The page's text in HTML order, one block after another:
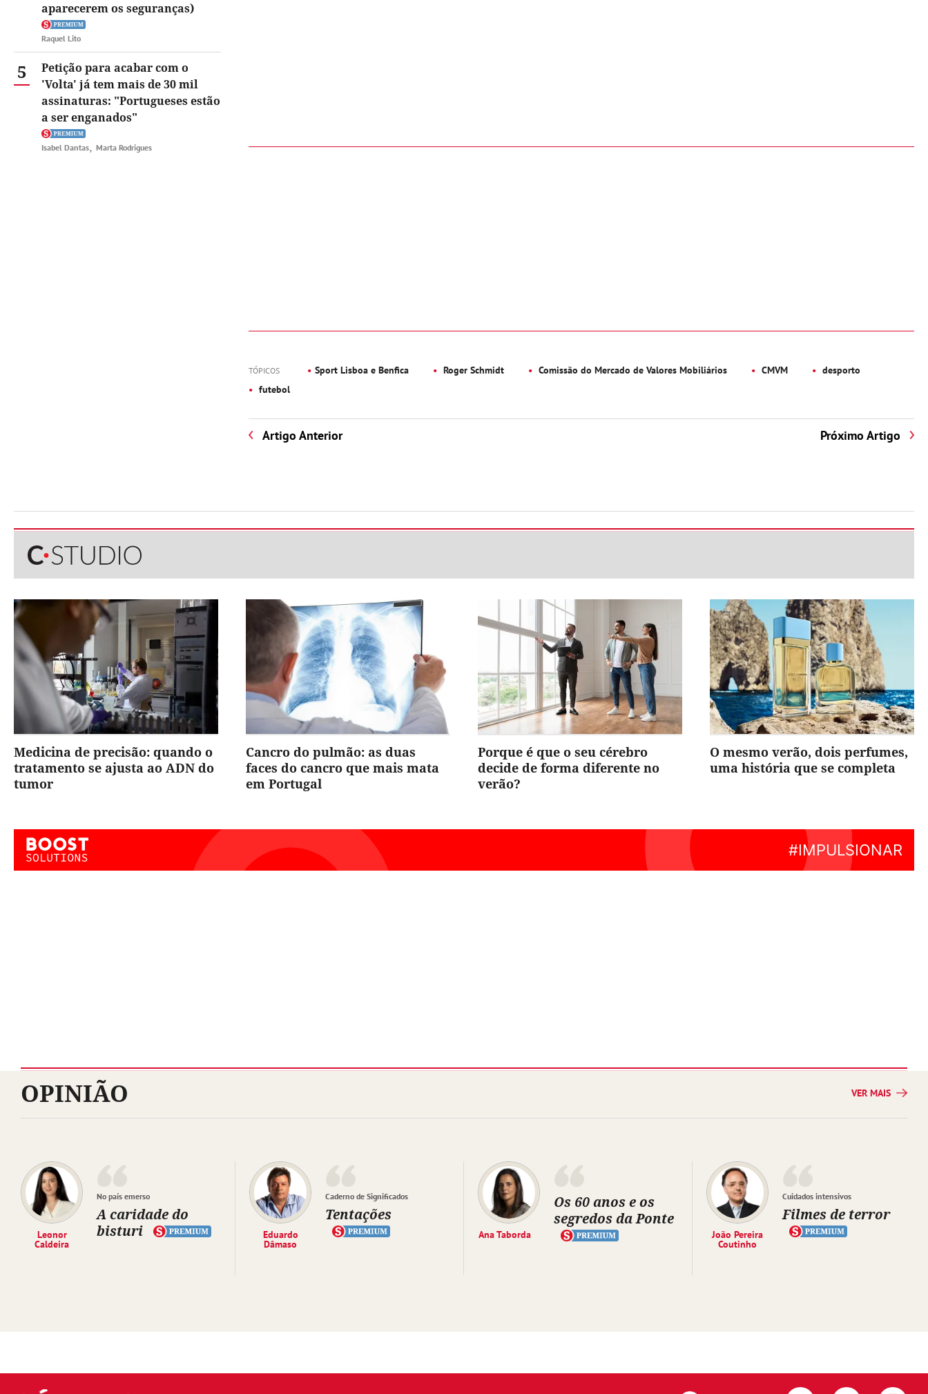
aparecerem os seguranças)
Raquel Lito
5
Petição para acabar com o
'Volta' já tem mais de 30 mil
assinaturas: "Portugueses estão
a ser enganados"
Isabel Dantas Marta Rodrigues
TÓPICOS Sport Lisboa e Benfica Roger Schmidt Comissão do Mercado de Valores Mobiliários CMVM
desporto
futebol
Artigo Anterior Próximo Artigo
Medicina de precisão: quando o
tratamento se ajusta ao ADN do
tumor
Cancro do pulmão: as duas
faces do cancro que mais mata
em Portugal
Porque é que o seu cérebro
decide de forma diferente no
verão?
O mesmo verão, dois perfumes,
uma história que se completa
OPINIÃO VER MAIS
Leonor
Caldeira
No país emerso
A caridade do
bisturi
Eduardo
Dâmaso
Caderno de Significados
Tentações
Ana Taborda
Os 60 anos e os
segredos da Ponte
João Pereira
Coutinho
Cuidados intensivos
Filmes de terror